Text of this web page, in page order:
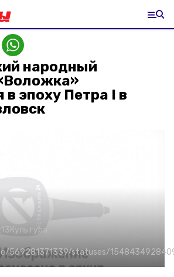
народный
в эпоху Петра I в
Культура
569281371339/statuses/